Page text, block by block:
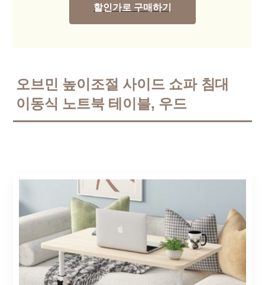
할인가로 구매하기
오브민 높이조절 사이드 쇼파 침대
이동식 노트북 테이블, 우드